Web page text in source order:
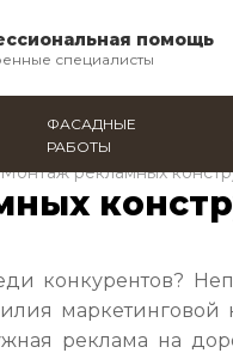
помощь
специалисты
ФАСАДНЫЕ
РАБОТЫ
Монтаж рекламных
конкурентов?
маркетинговой
реклама на